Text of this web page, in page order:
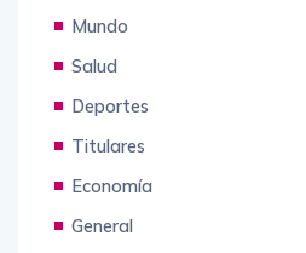
Mundo
Salud
Deportes
Titulares
Economía
General